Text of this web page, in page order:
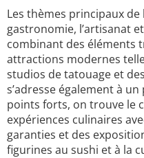
Les thèmes principaux
gastronomie, l’artisanat
combinant des éléments
attractions modernes
studios de tatouage et
s’adresse également à
points forts, on trouve le
expériences culinaires
garanties et des
figurines au sushi et à la